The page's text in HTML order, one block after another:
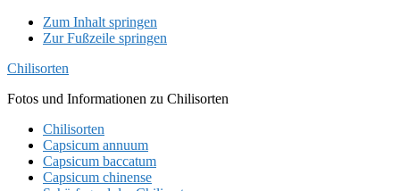
Zum Inhalt springen
Zur Fußzeile springen
Chilisorten
Fotos und Informationen zu Chilisorten
Chilisorten
Capsicum annuum
Capsicum baccatum
Capsicum chinense